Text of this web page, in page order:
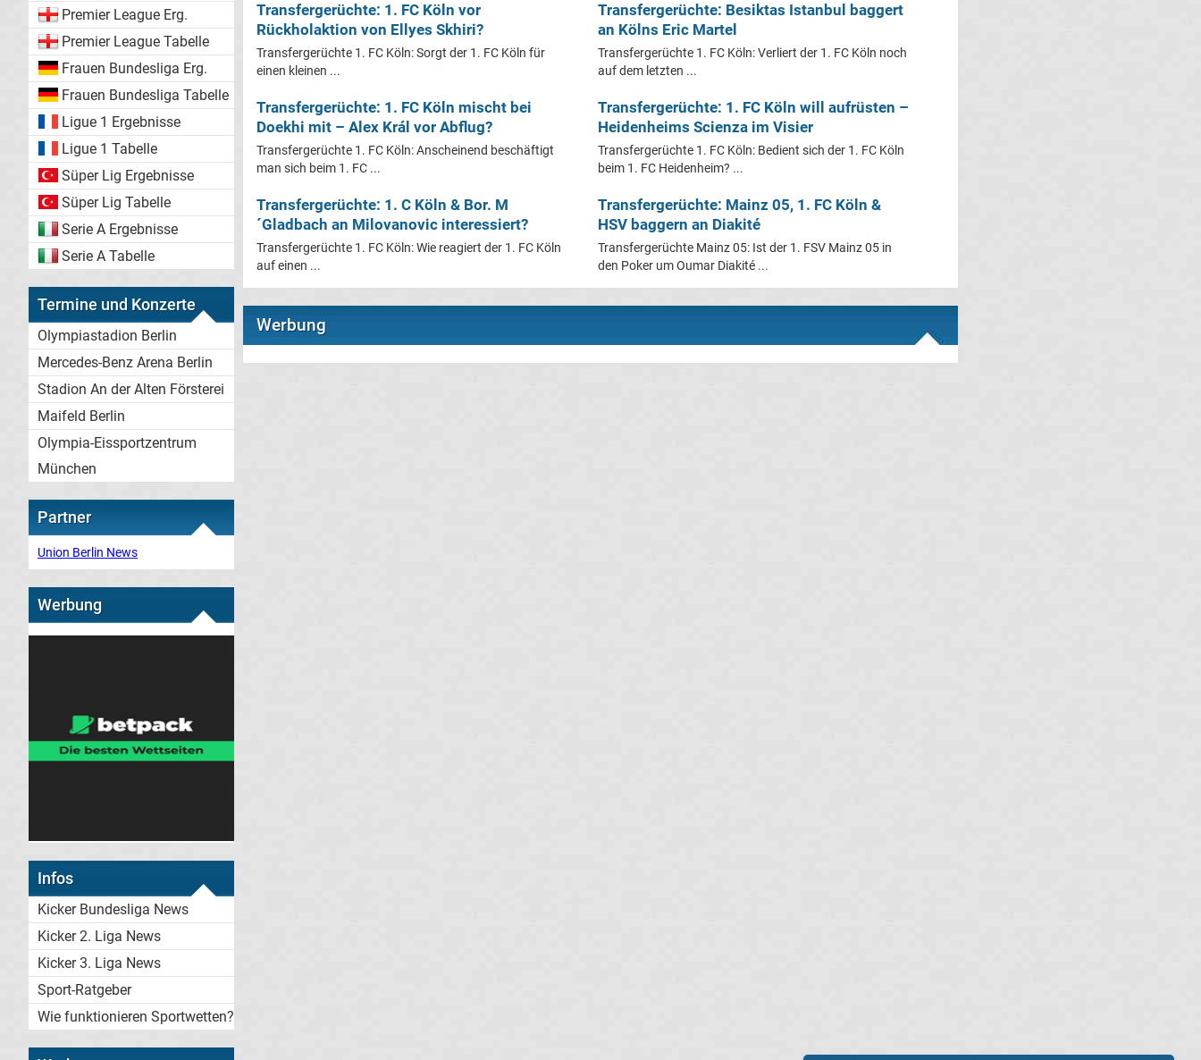
Premier League Erg.
Premier League Tabelle
Frauen Bundesliga Erg.
Frauen Bundesliga Tabelle
Ligue 1 Ergebnisse
Ligue 1 Tabelle
Süper Lig Ergebnisse
Süper Lig Tabelle
Serie A Ergebnisse
Serie A Tabelle
Termine und Konzerte
Olympiastadion Berlin
Mercedes-Benz Arena Berlin
Stadion An der Alten Försterei
Maifeld Berlin
Olympia-Eissportzentrum
München
Partner
Union Berlin News
Werbung
Infos
Kicker Bundesliga News
Kicker 2. Liga News
Kicker 3. Liga News
Sport-Ratgeber
Wie funktionieren Sportwetten?
Transfergerüchte: 1. FC Köln vor
Rückholaktion von Ellyes Skhiri?
Transfergerüchte 1. FC Köln: Sorgt der 1. FC Köln für
einen kleinen ...
Transfergerüchte: Besiktas Istanbul baggert
an Kölns Eric Martel
Transfergerüchte 1. FC Köln: Verliert der 1. FC Köln noch
auf dem letzten ...
Transfergerüchte: 1. FC Köln mischt bei
Doekhi mit – Alex Král vor Abflug?
Transfergerüchte 1. FC Köln: Anscheinend beschäftigt
man sich beim 1. FC ...
Transfergerüchte: 1. FC Köln will aufrüsten –
Heidenheims Scienza im Visier
Transfergerüchte 1. FC Köln: Bedient sich der 1. FC Köln
beim 1. FC Heidenheim? ...
Transfergerüchte: 1. C Köln & Bor. M
´Gladbach an Milovanovic interessiert?
Transfergerüchte 1. FC Köln: Wie reagiert der 1. FC Köln
auf einen ...
Transfergerüchte: Mainz 05, 1. FC Köln &
HSV baggern an Diakité
Transfergerüchte Mainz 05: Ist der 1. FSV Mainz 05 in
den Poker um Oumar Diakité ...
Werbung